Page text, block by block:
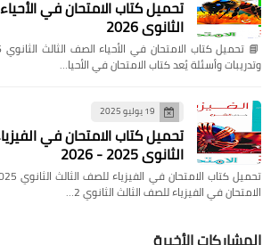
تحميل كتاب الامتحان في
الثانوي 2026
وتدريبات وأسئلة يُعد كتاب الامتحان في الأحيا…
19 يوليو 2025
تحميل كتاب الامتحان في
الثانوي 2025 - 2026
الامتحان في الفيزياء للصف الثالث الثانوي 2…